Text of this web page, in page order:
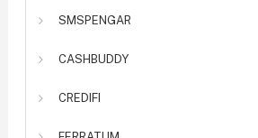
SMSPENGAR
CASHBUDDY
CREDIFI